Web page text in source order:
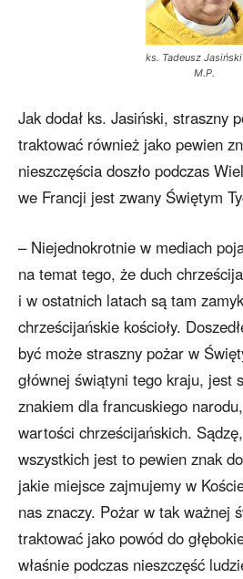
ks. Tadeusz
M.P.
Jak dodał ks. Jasiński, straszny
traktować również jako pewien
nieszczęścia doszło podczas
we Francji jest zwany Świętym
– Niejednokrotnie w mediach
na temat tego, że duch
i w ostatnich latach są tam
chrześcijańskie kościoły.
być może straszny pożar w
głównej świątyni tego kraju, jest
znakiem dla francuskiego
wartości chrześcijańskich.
wszystkich jest to pewien znak
jakie miejsce zajmujemy w
nas znaczy. Pożar w tak ważnej
traktować jako powód do
właśnie podczas nieszczęść